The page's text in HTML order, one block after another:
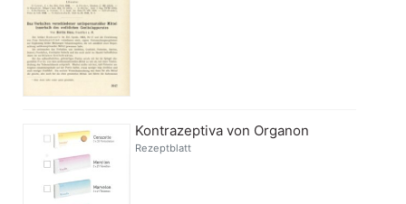
Kontrazeptiva von Organon
Rezeptblatt